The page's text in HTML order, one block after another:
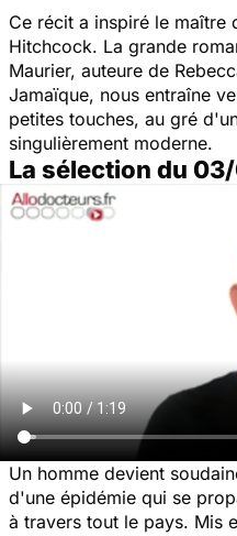
Ce récit a inspiré le maître
Hitchcock. La grande
Maurier, auteure de
Jamaïque, nous entraîne
petites touches, au gré
singulièrement moderne.
La sélection du
Un homme devient
d'une épidémie qui se
à travers tout le pays. Mis